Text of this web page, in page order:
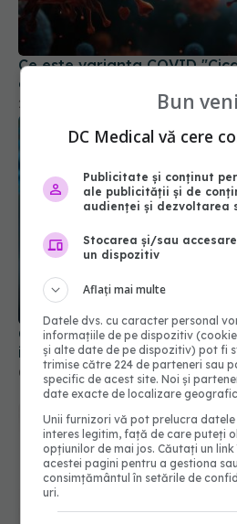
Ce este varianta COVID
29 mar 2026, 10:32
COVID, impact pe termen
imunitar. Schimbările sunt
04 aug 2024, 11:26
Bun
DC Medical vă cere
Publicitate și conținut
ale publicității și de
audienței și dezvoltarea
Stocarea și/sau
un dispozitiv
Aflați mai multe
Datele dvs. cu caracter personal
informațiile de pe dispozitiv
și alte date de pe dispozitiv) pot fi
trimise către 224 de parteneri sau
specific de acest site. Noi și
date exacte de localizare
Unii furnizori vă pot prelucra
interes legitim, față de care puteți
opțiunilor de mai jos. Căutați un
acestei pagini pentru a gestiona
consimțământul în setările de
uri.